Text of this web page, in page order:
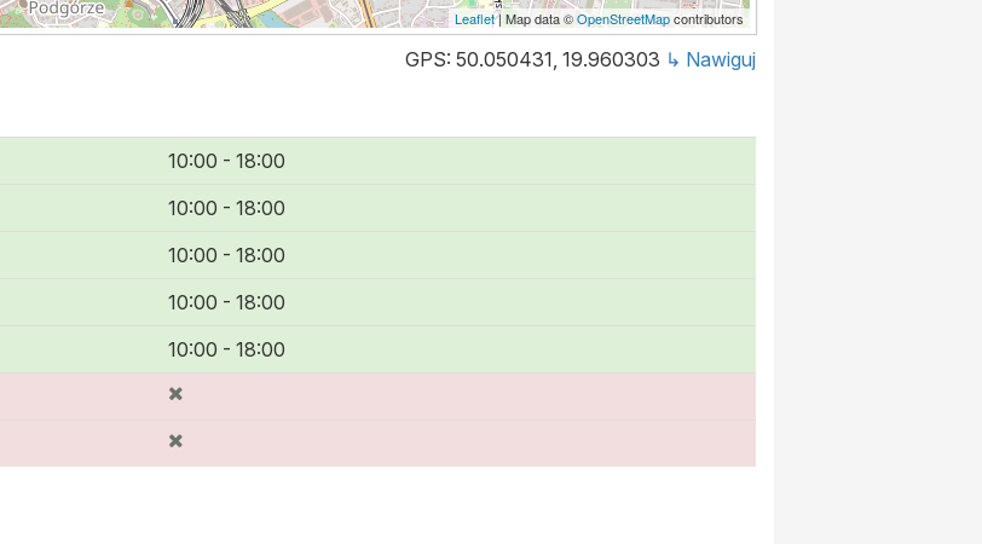
Leaflet| Map data ©OpenStreetMapcontributors
GPS: 50.050431, 19.960303 ↳ Nawiguj
10:00 - 18:00
10:00 - 18:00
10:00 - 18:00
10:00 - 18:00
10:00 - 18:00